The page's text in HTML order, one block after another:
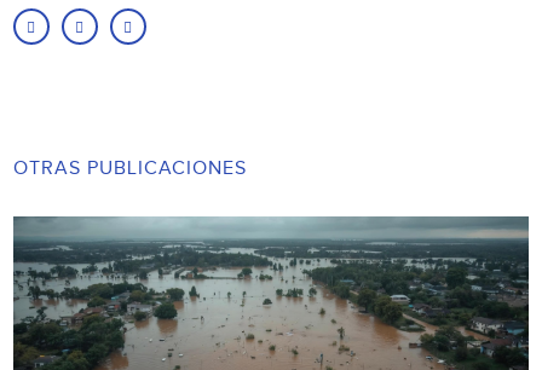
OTRAS PUBLICACIONES